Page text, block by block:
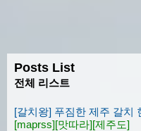
Posts List
전체 리스트
[갈치왕] 푸짐한 제주 갈치
[maprss][맛따라][제주도]